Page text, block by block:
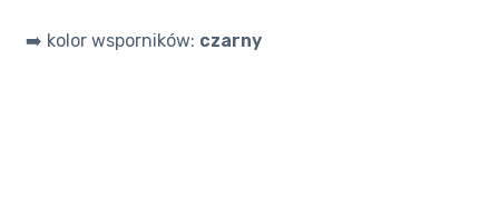
➡️ kolor wsporników: czarny